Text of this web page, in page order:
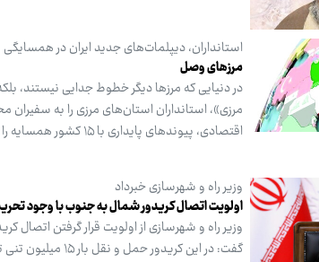
استانداران، دیپلمات‌های جدید ایران در همسایگی
مرزهای وصل
در دنیایی که مرزها دیگر خطوط جدایی نیستند،
مرزی»، استانداران استان‌های مرزی را به سفیران
اقتصادی، پیوندهای پایداری با ۱۵ کشور همسایه را در محورهای تجارت، امنیت و گفت‌وگوی تمدنی رقم می‌زند.
وزیر راه و شهرسازی خبرداد
اولویت اتصال کریدور شمال به جنوب با وجود
وزیر راه و شهرسازی از اولویت قرار گرفتن
گفت: در این کریدور حمل و نقل بار ۱۵ میلیون تنی تضمین شده است.